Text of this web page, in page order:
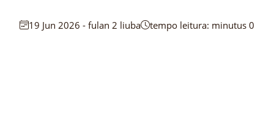
19 Jun 2026 - fulan 2 liuba tempo leitura: minutus 0